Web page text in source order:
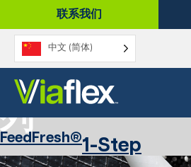
联系我们
中文 (简体)
家庭
列
FeedFresh®1-Step